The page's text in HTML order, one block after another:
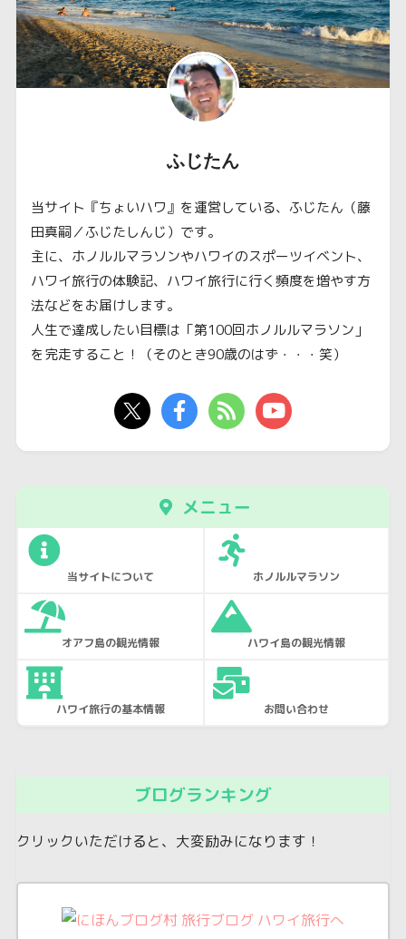
ふじたん
当サイト『ちょいハワ』を運営している、ふじたん（藤
田真嗣／ふじたしんじ）です。
主に、ホノルルマラソンやハワイのスポーツイベント、
ハワイ旅行の体験記、ハワイ旅行に行く頻度を増やす方
法などをお届けします。
人生で達成したい目標は「第100回ホノルルマラソン」
を完走すること！（そのとき90歳のはず・・・笑）
メニュー
当サイトについて ホノルルマラソン
オアフ島の観光情報 ハワイ島の観光情報
ハワイ旅行の基本情報 お問い合わせ
ブログランキング
クリックいただけると、大変励みになります！